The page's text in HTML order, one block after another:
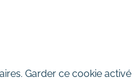
Garder ce cookie activé